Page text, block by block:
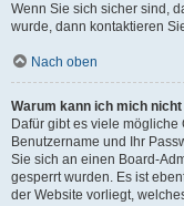
Wenn Sie sich sicher sind,
wurde, dann kontaktieren
Nach oben
Warum kann ich mich
Dafür gibt es viele
Benutzername und Ihr
Sie sich an einen Board-
gesperrt wurden. Es ist
der Website vorliegt,